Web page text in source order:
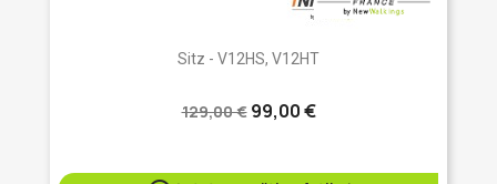
Sitz - V12HS, V12HT
129,00 € 99,00 €